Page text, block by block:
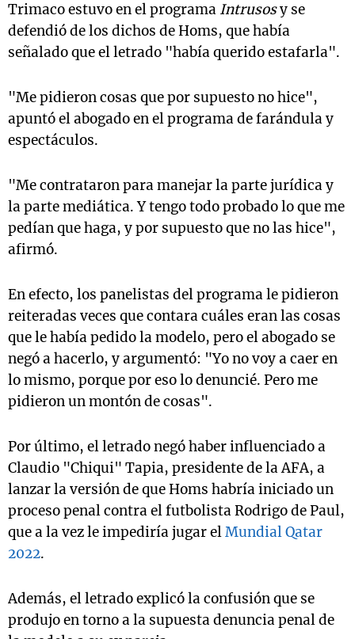
Trimaco estuvo en el programa Intrusosy se
defendió de los dichos de Homs, que había
señalado que el letrado "había querido estafarla".
"Me pidieron cosas que por supuesto no hice",
apuntó el abogado en el programa de farándula y
espectáculos.
"Me contrataron para manejar la parte jurídica y
la parte mediática. Y tengo todo probado lo que me
pedían que haga, y por supuesto que no las hice",
afirmó.
En efecto, los panelistas del programa le pidieron
reiteradas veces que contara cuáles eran las cosas
que le había pedido la modelo, pero el abogado se
negó a hacerlo, y argumentó: "Yo no voy a caer en
lo mismo, porque por eso lo denuncié. Pero me
pidieron un montón de cosas".
Por último, el letrado negó haber influenciado a
Claudio "Chiqui" Tapia, presidente de la AFA, a
lanzar la versión de que Homs habría iniciado un
proceso penal contra el futbolista Rodrigo de Paul,
que a la vez le impediría jugar elMundial Qatar
2022.
Además, el letrado explicó la confusión que se
produjo en torno a la supuesta denuncia penal de